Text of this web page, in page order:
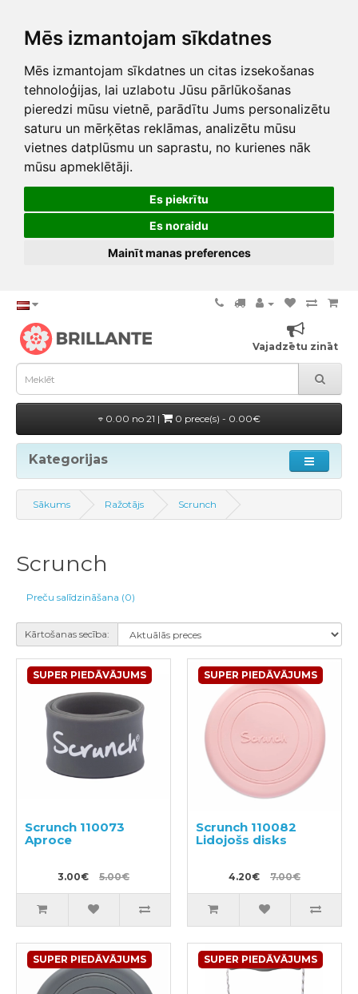
Mēs izmantojam sīkdatnes
Mēs izmantojam sīkdatnes un citas izsekošanas
tehnoloģijas, lai uzlabotu Jūsu pārlūkošanas
pieredzi mūsu vietnē, parādītu Jums personalizētu
saturu un mērķētas reklāmas, analizētu mūsu
vietnes datplūsmu un saprastu, no kurienes nāk
mūsu apmeklētāji.
Es piekrītu
Es noraidu
Mainīt manas preferences
Vajadzētu zināt
0.00 no 21 | 0 prece(s) - 0.00€
Kategorijas
Sākums Ražotājs Scrunch
Scrunch
Preču salīdzināšana (0)
Kārtošanas secība:
SUPER PIEDĀVĀJUMS
Scrunch 110073
Aproce
3.00€ 5.00€
SUPER PIEDĀVĀJUMS
Scrunch 110082
Lidojošs disks
4.20€ 7.00€
SUPER PIEDĀVĀJUMS SUPER PIEDĀVĀJUMS